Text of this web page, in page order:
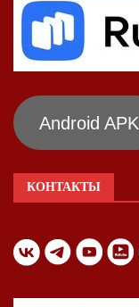
Android APK
КОНТАКТЫ